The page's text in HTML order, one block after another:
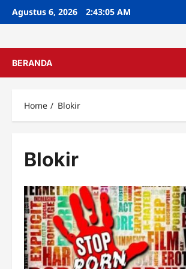
SkipAgustus 6, 2026 2:43:05 AM
BERANDA
Home Blokir
Blokir